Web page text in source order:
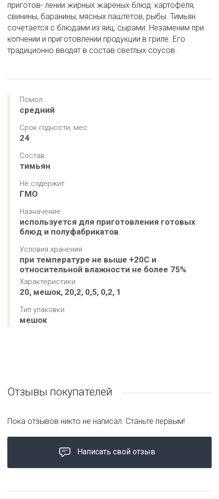
приготов- лении жирных жареных блюд: картофеля,
свинины, баранины, мясных паштетов, рыбы. Тимьян
сочетается с блюдами из яиц, сырами. Незаменим при
копчении и приготовлении продукции в гриле. Его
традиционно вводят в состав светлых соусов.
Помол
средний
Срок годности, мес
24
Состав
тимьян
Не содержит
ГМО
Назначение
используется для приготовления готовых
блюд и полуфабрикатов
Условия хранения
при температуре не выше +20С и
относительной влажности не более 75%
Характеристики
20, мешок, 20,2, 0,5, 0,2, 1
Тип упаковки
мешок
Отзывы покупателей
Написать свой отзыв
Пока отзывов никто не написал. Станьте первым!